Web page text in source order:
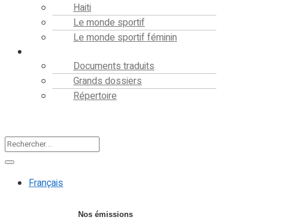
Haiti
Le monde sportif
Le monde sportif féminin
Documents traduits
Grands dossiers
Répertoire
Français
Nos émissions